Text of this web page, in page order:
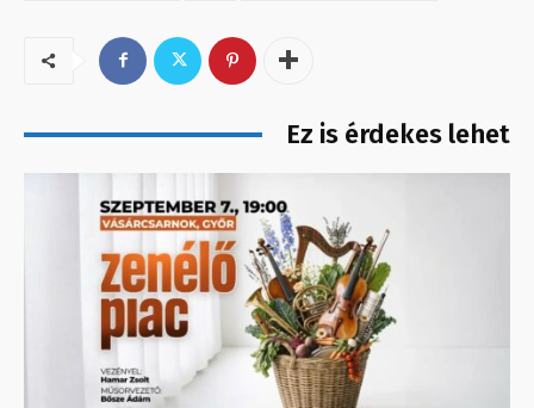
Ez is érdekes lehet